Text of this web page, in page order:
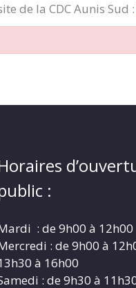
de la CDC Aunis Sud :
:
: de 9h00 à 12h00
: de 9h00 à
à 16h00
: de 9h30 à